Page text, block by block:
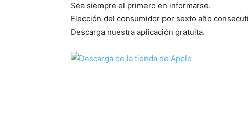
Sea siempre el primero en informarse.
Elección del consumidor por sexto año
Descarga nuestra aplicación gratuita.